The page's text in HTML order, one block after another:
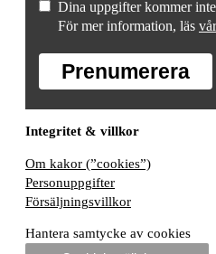
Dina uppgifter kommer
För mer information, läs
Prenumerera
Integritet & villkor
Om kakor (”cookies”)
Personuppgifter
Försäljningsvillkor
Hantera samtycke av cookies